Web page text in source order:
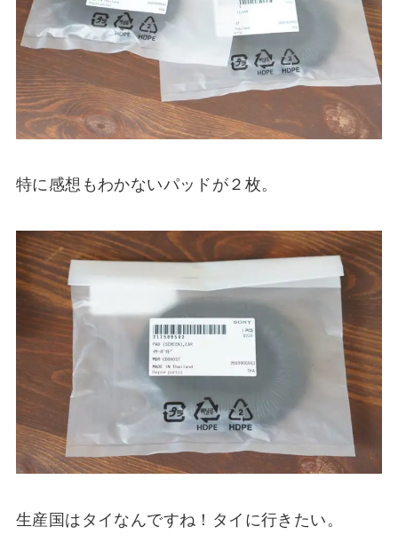
特に感想もわかないパッドが２枚。
生産国はタイなんですね！タイに行きたい。